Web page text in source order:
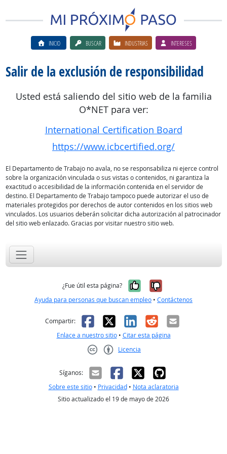
INICIO BUSCAR INDUSTRIAS INTERESES
Salir de la exclusión de responsibilidad
Usted está saliendo del sitio web de la familia
O*NET para ver:
International Certification Board
https://www.icbcertified.org/
El Departamento de Trabajo no avala, no se responsabiliza ni ejerce control
sobre la organización vinculada o sus vistas o contenidos, ni garantiza la
exactitud o accesibilidad de la información contenida en el servidor de
destino. El Departamento de Trabajo tampoco puede autorizar el uso de
materiales protegidos por derechos de autor contenidos en los sitios web
vinculados. Los usuarios deberán solicitar dicha autorización al patrocinador
del sitio web enlazado. Gracias por visitar nuestro sitio web.
¿Fue útil esta página? Sí, fue útil
No, no fue
Ayuda para personas que buscan empleo • Contáctenos
Compartir: Facebook
X LinkedIn
RedditCorreo
Enlace a nuestro sitio• Citar esta página
Licencia
Síganos:
Sobre este sitio• Privacidad• Nota aclaratoria
Sitio actualizado el 19 de mayo de 2026